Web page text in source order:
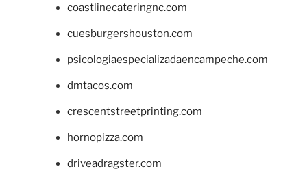
coastlinecateringnc.com
cuesburgershouston.com
psicologiaespecializadaencampeche.com
dmtacos.com
crescentstreetprinting.com
hornopizza.com
driveadragster.com